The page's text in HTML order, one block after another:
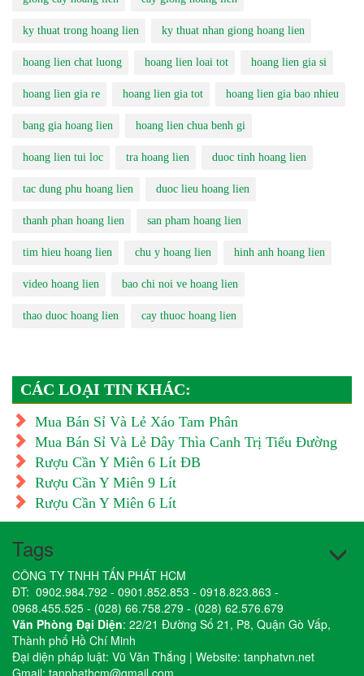
ky thuat trong hoang lien ky thuat nhan giong hoang lien
hoang lien chat luong hoang lien loai tot hoang lien gia si
hoang lien gia re hoang lien gia tot hoang lien gia bao nhieu
bang gia hoang lien hoang lien chua benh gi
hoang lien tui loc tra hoang lien duoc tinh hoang lien
tac dung phu hoang lien duoc lieu hoang lien
thanh phan hoang lien san pham hoang lien
tim hieu hoang lien chu y hoang lien hinh anh hoang lien
video hoang lien bao chi noi ve hoang lien
thao duoc hoang lien cay thuoc hoang lien
CÁC LOẠI TIN KHÁC:
Mua Bán Sỉ Và Lẻ Xáo Tam Phân
Mua Bán Sỉ Và Lẻ Dây Thìa Canh Trị Tiểu Đường
Rượu Cần Y Miên 6 Lít ĐB
Rượu Cần Y Miên 9 Lít
Rượu Cần Y Miên 6 Lít
Tags
CÔNG TY TNHH TẤN PHÁT HCM
ĐT: 0902.984.792 - 0901.852.853 - 0918.823.863 -
0968.455.525 - (028) 66.758.279 - (028) 62.576.679
Văn Phòng Đại Diện: 22/21 Đường Số 21, P8, Quận Gò Vấp,
Thành phố Hồ Chí Minh
Đại diện pháp luật: Vũ Văn Thắng | Website: tanphatvn.net